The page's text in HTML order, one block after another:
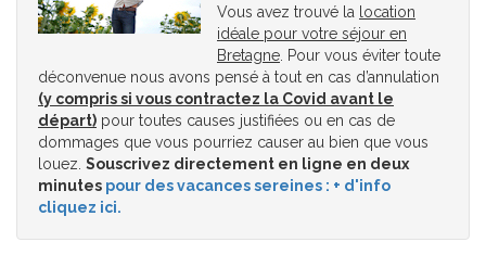
Vous avez trouvé la
location
idéale pour votre séjour en
Bretagne . Pour vous éviter toute
déconvenue nous avons pensé à tout en cas d’annulation
(y compris si vous contractez la Covid avant le
départ) pour toutes causes justifiées ou en cas de
dommages que vous pourriez causer au bien que vous
louez. Souscrivez directement en ligne en deux
minutes pour des vacances sereines : + d'info
cliquez ici.